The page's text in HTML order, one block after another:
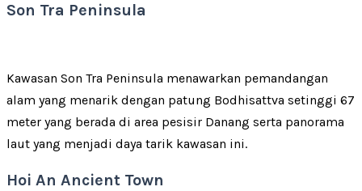
Son Tra Peninsula
Kawasan Son Tra Peninsula menawarkan pemandangan
alam yang menarik dengan patung Bodhisattva setinggi 67
meter yang berada di area pesisir Danang serta panorama
laut yang menjadi daya tarik kawasan ini.
Hoi An Ancient Town